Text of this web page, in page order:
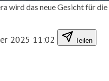
wird das neue Gesicht für
2025 11:02 Teilen